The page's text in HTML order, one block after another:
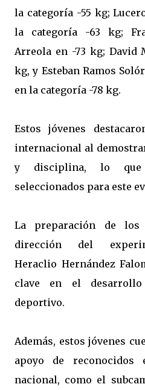
la categoría -55 kg;
la categoría -63 kg;
Arreola en -73 kg; David
kg, y Esteban Ramos
en la categoría -78 kg.
Estos jóvenes
internacional al
y disciplina, lo
seleccionados para este
La preparación de
dirección del
Heraclio Hernández
clave en el
deportivo.
Además, estos jóvenes
apoyo de reconocidos
nacional, como el